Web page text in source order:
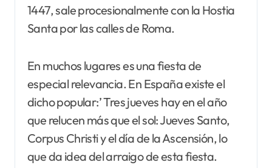
1447, sale procesionalmente con la Hostia
Santa por las calles de Roma.
En muchos lugares es una fiesta de
especial relevancia. En España existe el
dicho popular:’ Tres jueves hay en el año
que relucen más que el sol: Jueves Santo,
Corpus Christi y el día de la Ascensión, lo
que da idea del arraigo de esta fiesta.